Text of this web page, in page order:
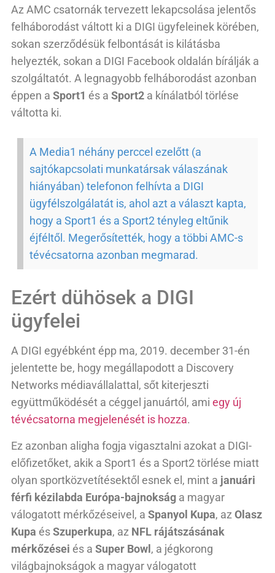
Az AMC csatornák tervezett lekapcsolása jelentős
felháborodást váltott ki a DIGI ügyfeleinek körében,
sokan szerződésük felbontását is kilátásba
helyezték, sokan a DIGI Facebook oldalán bírálják a
szolgáltatót. A legnagyobb felháborodást azonban
éppen a Sport1 és a Sport2 a kínálatból törlése
váltotta ki.
A Media1 néhány perccel ezelőtt (a
sajtókapcsolati munkatársak válaszának
hiányában) telefonon felhívta a DIGI
ügyfélszolgálatát is, ahol azt a választ kapta,
hogy a Sport1 és a Sport2 tényleg eltűnik
éjféltől. Megerősítették, hogy a többi AMC-s
tévécsatorna azonban megmarad.
Ezért dühösek a DIGI
ügyfelei
A DIGI egyébként épp ma, 2019. december 31-én
jelentette be, hogy megállapodott a Discovery
Networks médiavállalattal, sőt kiterjeszti
együttműködését a céggel januártól, ami egy új
tévécsatorna megjelenését is hozza.
Ez azonban aligha fogja vigasztalni azokat a DIGI-
előfizetőket, akik a Sport1 és a Sport2 törlése miatt
olyan sportközvetítésektől esnek el, mint a januári
férfi kézilabda Európa-bajnokság a magyar
válogatott mérkőzéseivel, a Spanyol Kupa, az Olasz
Kupa ésSzuperkupa, az NFL rájátszásának
mérkőzései és a Super Bowl, a jégkorong
világbajnokságok a magyar válogatott